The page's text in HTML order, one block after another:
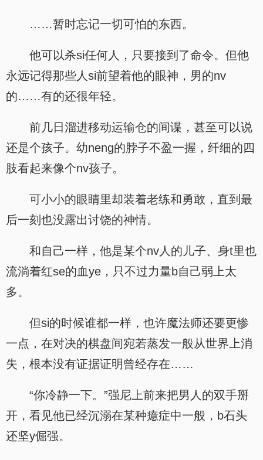
……暂时忘记一切可怕的东西。
他可以杀si任何人，只要接到了命令。但他
永远记得那些人si前望着他的眼神，男的nv
的……有的还很年轻。
前几日溜进移动运输仓的间谍，甚至可以说
还是个孩子。幼neng的脖子不盈一握，纤细的四
肢看起来像个nv孩子。
可小小的眼睛里却装着老练和勇敢，直到最
后一刻也没露出讨饶的神情。
和自己一样，他是某个nv人的儿子、身t里也
流淌着红se的血ye，只不过力量b自己弱上太
多。
但si的时候谁都一样，也许魔法师还要更惨
一点，在对决的棋盘间宛若蒸发一般从世界上消
失，根本没有证据证明曾经存在……
“你冷静一下。”强尼上前来把男人的双手掰
开，看见他已经沉溺在某种癔症中一般，b石头
还坚y倔强。